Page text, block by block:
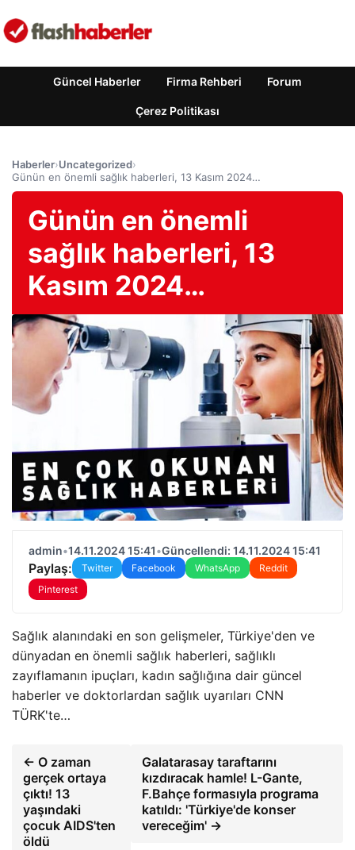
Güncel Haberler Firma Rehberi Forum
Çerez Politikası
Haberler›Uncategorized›
Günün en önemli sağlık haberleri, 13 Kasım 2024…
Günün en önemli
sağlık haberleri, 13
Kasım 2024…
admin•14.11.2024 15:41•Güncellendi: 14.11.2024 15:41
Paylaş: Twitter Facebook WhatsApp
Reddit
Pinterest
Sağlık alanındaki en son gelişmeler, Türkiye'den ve
dünyadan en önemli sağlık haberleri, sağlıklı
zayıflamanın ipuçları, kadın sağlığına dair güncel
haberler ve doktorlardan sağlık uyarıları CNN
TÜRK'te…
← O zaman
gerçek ortaya
çıktı! 13
yaşındaki
çocuk AIDS'ten
öldü
Galatarasay taraftarını
kızdıracak hamle! L-Gante,
F.Bahçe formasıyla programa
katıldı: 'Türkiye'de konser
vereceğim' →